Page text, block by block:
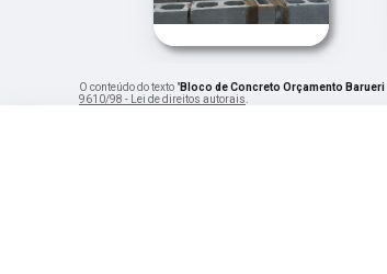
O conteúdo do texto "Bloco de Concreto Orçamento Barueri
9610/98 - Lei de direitos autorais